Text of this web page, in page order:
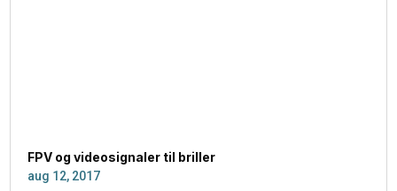
FPV og videosignaler til briller
aug 12, 2017